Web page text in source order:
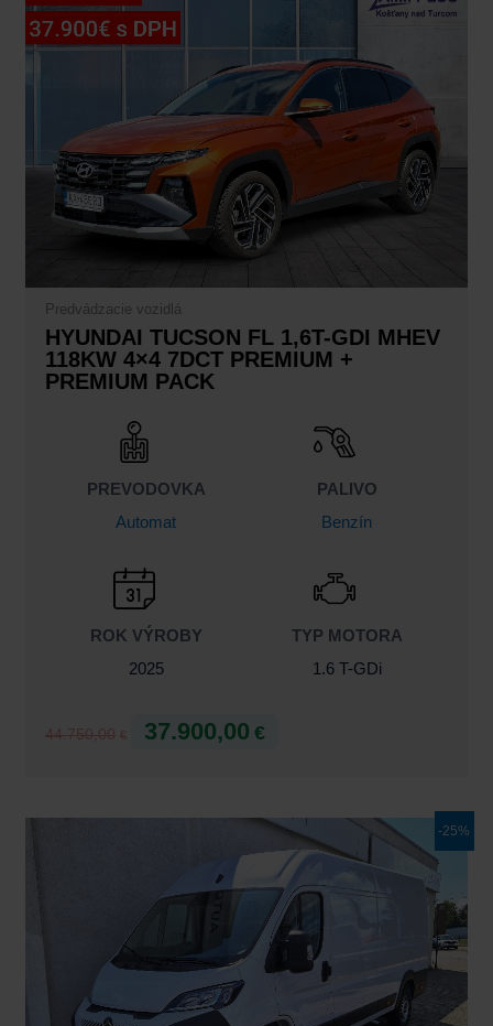
Predvádzacie vozidlá
HYUNDAI TUCSON FL 1,6T-GDI MHEV
118KW 4×4 7DCT PREMIUM +
PREMIUM PACK
PREVODOVKA
Automat
PALIVO
Benzín
ROK VÝROBY
2025
TYP MOTORA
1.6 T-GDi
44.750,00 €
44.750,00€.
37.900,00 €
-25%
Aktuálna
cena
je:
32.490,00€.